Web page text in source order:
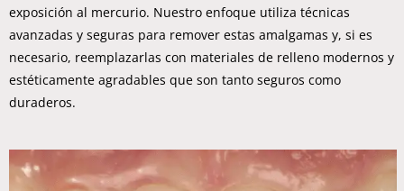
exposición al mercurio. Nuestro enfoque utiliza técnicas
avanzadas y seguras para remover estas amalgamas y, si es
necesario, reemplazarlas con materiales de relleno modernos y
estéticamente agradables que son tanto seguros como
duraderos.